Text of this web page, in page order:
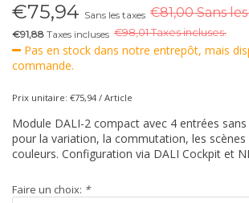
€75,94 Sans les taxes €81,00 Sans
€91,88 Taxes incluses €98,01 Taxes incluses.
Pas en stock dans notre entrepôt, mais
commande.
Prix unitaire: €75,94 / Article
Module DALI-2 compact avec 4 entrées
pour la variation, la commutation, les
couleurs. Configuration via DALI Cockpit et
Faire un choix: *